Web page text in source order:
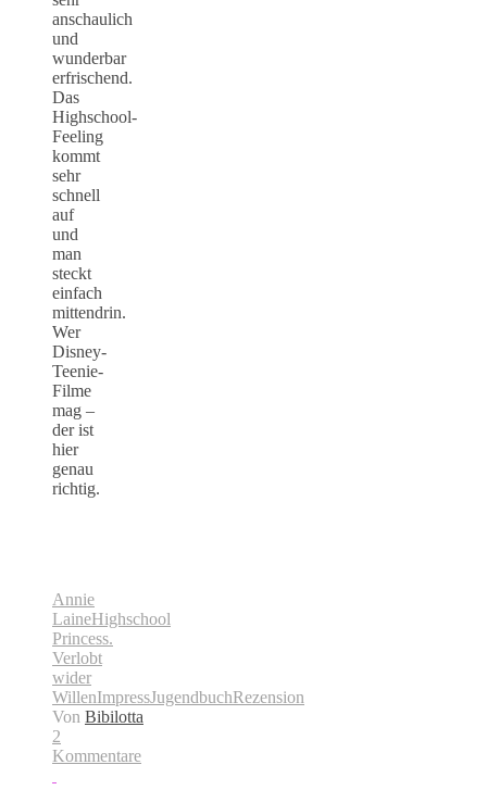
anschaulich
und
wunderbar
erfrischend.
Das
Highschool-
Feeling
kommt
sehr
schnell
auf
und
man
steckt
einfach
mittendrin.
Wer
Disney-
Teenie-
Filme
mag –
der ist
hier
genau
richtig.
Annie
LaineHighschool
Princess.
Verlobt
wider
WillenImpressJugendbuchRezension
Von Bibilotta
2
Kommentare